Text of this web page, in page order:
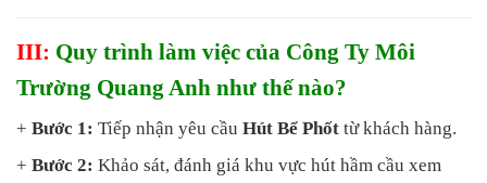
III: Quy trình làm việc của Công Ty Môi
Trường Quang Anh như thế nào?
+ Bước 1: Tiếp nhận yêu cầu Hút Bể Phốt từ khách hàng.
+ Bước 2: Khảo sát, đánh giá khu vực hút hầm cầu xem